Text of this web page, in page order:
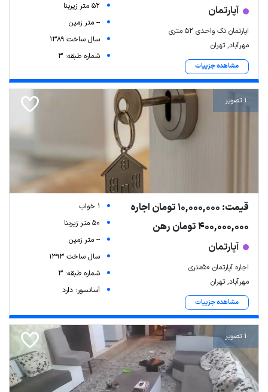
آپارتمان
اپارتمان تک واحدی ۵۲ متری
مهرآباد, تهران
مشاهده جزییات
52 متر زیربنا
-- متر زمین
سال ساخت 1389
شماره طبقه: 3
1 تصویر
قیمت: 10,000,000 تومان اجاره
400,000,000 تومان رهن
آپارتمان
اجاره آپارتمان 50متری
مهرآباد, تهران
مشاهده جزییات
1 خواب
50 متر زیربنا
-- متر زمین
سال ساخت 1393
شماره طبقه: 3
آسانسور: دارد
1 تصویر